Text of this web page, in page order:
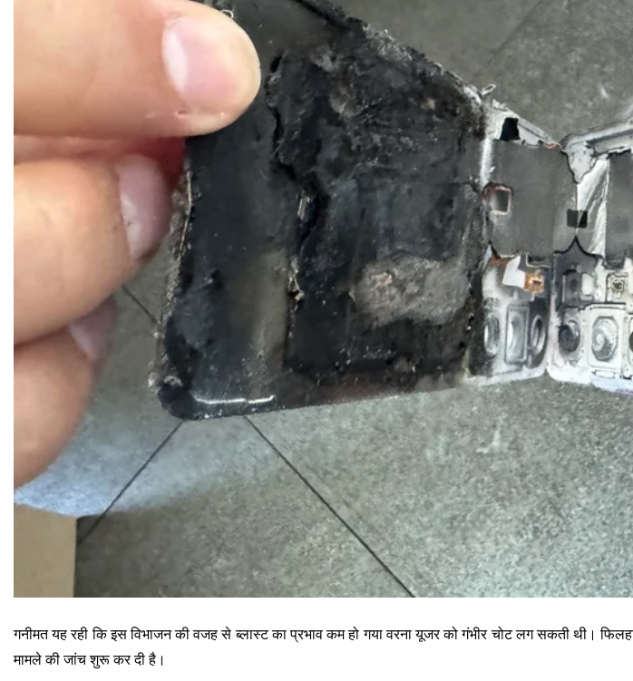
गनीमत यह रही कि इस विभाजन की वजह से ब्लास्ट का प्रभाव कम हो गया वरना यूजर को गंभीर चोट लग सकती थी।
मामले की जांच शुरू कर दी है।